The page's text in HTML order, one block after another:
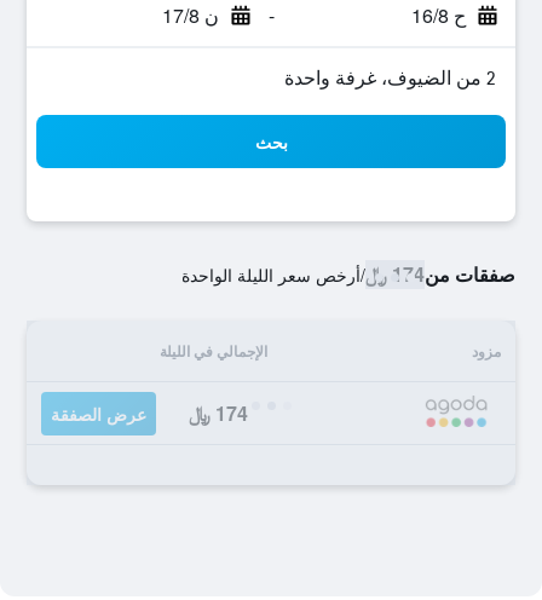
ح 16/8 - ن 17/8
2 من الضيوف، غرفة واحدة
بحث
صفقات من174 ﷼ /أرخص سعر الليلة الواحدة
مزود الإجمالي في الليلة
174 ﷼ عرض الصفقة